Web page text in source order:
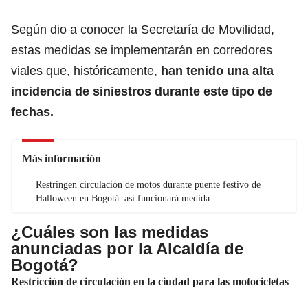
Según dio a conocer la Secretaría de Movilidad,
estas medidas se implementarán en corredores
viales que, históricamente, han tenido una alta
incidencia de siniestros durante este tipo de
fechas.
Más información
Restringen circulación de motos durante puente festivo de
Halloween en Bogotá: así funcionará medida
¿Cuáles son las medidas
anunciadas por la Alcaldía de
Bogotá?
Restricción de circulación en la ciudad para las motocicletas